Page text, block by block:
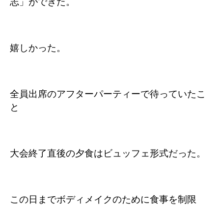
嬉しかった。
全員出席のアフターパーティーで待っていたこ
と
大会終了直後の夕食はビュッフェ形式だった。
この日までボディメイクのために食事を制限